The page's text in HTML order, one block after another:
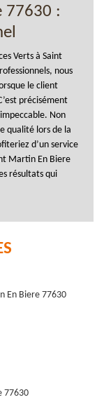
77630 :
Verts à Saint
nous
le client
précisément
Non
qualité lors de la
d’un service
Martin En Biere
résultats qui
En Biere 77630
77630